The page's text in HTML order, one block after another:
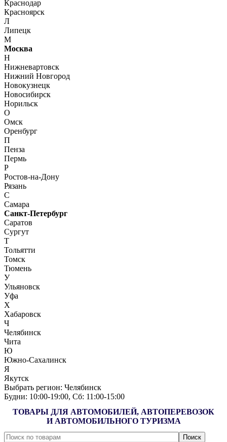
Краснодар
Красноярск
Л
Липецк
М
Москва
Н
Нижневартовск
Нижний Новгород
Новокузнецк
Новосибирск
Норильск
О
Омск
Оренбург
П
Пенза
Пермь
Р
Ростов-на-Дону
Рязань
С
Самара
Санкт-Петербург
Саратов
Сургут
Т
Тольятти
Томск
Тюмень
У
Ульяновск
Уфа
Х
Хабаровск
Ч
Челябинск
Чита
Ю
Южно-Сахалинск
Я
Якутск
Выбрать регион: Челябинск
Будни: 10:00‑19:00, Сб: 11:00‑15:00
ТОВАРЫ ДЛЯ АВТОМОБИЛЕЙ, АВТОПЕРЕВОЗОК
И АВТОМОБИЛЬНОГО ТУРИЗМА